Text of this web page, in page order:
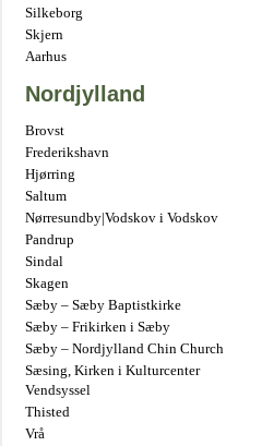
Silkeborg
Skjern
Aarhus
Nordjylland
Brovst
Frederikshavn
Hjørring
Saltum
Nørresundby|Vodskov i Vodskov
Pandrup
Sindal
Skagen
Sæby – Sæby Baptistkirke
Sæby – Frikirken i Sæby
Sæby – Nordjylland Chin Church
Sæsing, Kirken i Kulturcenter
Vendsyssel
Thisted
Vrå